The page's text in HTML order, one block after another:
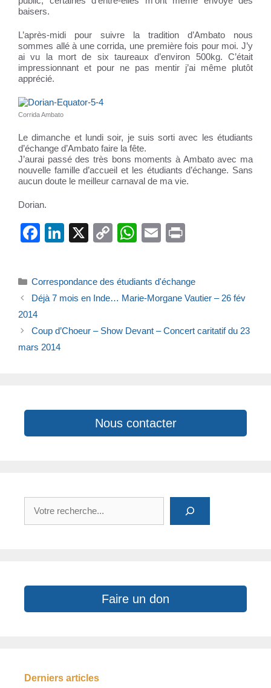
baisers.
L’après-midi pour suivre la tradition d’Ambato nous
sommes allé à une corrida, une première fois pour moi. J’y
ai vu la mort de six taureaux d’environ 500kg. C’était
impressionnant et pour ne pas mentir j’ai même plutôt
apprécié.
Corrida Ambato
Le dimanche et lundi soir, je suis sorti avec les étudiants
d’échange d’Ambato faire la fête.
J’aurai passé des très bons moments à Ambato avec ma
nouvelle famille d’accueil et les étudiants d’échange. Sans
aucun doute le meilleur carnaval de ma vie.
Dorian.
F
e
b
o
o
Li
e
n
X
C
y
n
W
s
p
E
Catégories
Correspondance des étudiants d'échange
Déjà 7 mois en Inde… Marie-Morgane Vautier – 26 fév
2014
Coup d’Choeur – Show Devant – Concert caritatif du 23
mars 2014
Nous contacter
Faire un don
Derniers articles